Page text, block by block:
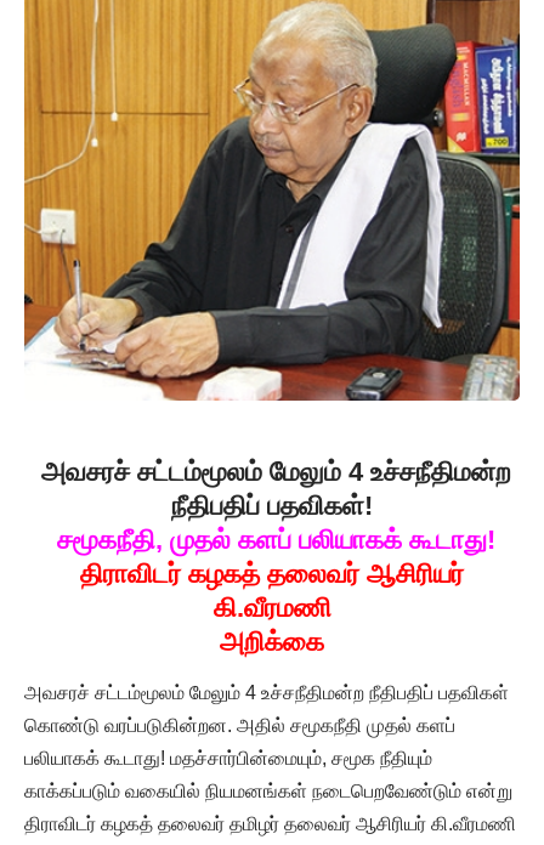
அவசரச் சட்டம்மூலம் மேலும் 4 உச்சநீதிமன்ற
நீதிபதிப் பதவிகள்!
சமூகநீதி, முதல் களப் பலியாகக் கூடாது!
திராவிடர் கழகத் தலைவர் ஆசிரியர்
கி.வீரமணி
அறிக்கை
அவசரச் சட்டம்மூலம் மேலும் 4 உச்சநீதிமன்ற நீதிபதிப் பதவிகள்
கொண்டு வரப்படுகின்றன. அதில் சமூகநீதி முதல் களப்
பலியாகக் கூடாது! மதச்சார்பின்மையும், சமூக நீதியும்
காக்கப்படும் வகையில் நியமனங்கள் நடைபெறவேண்டும் என்று
திராவிடர் கழகத் தலைவர் தமிழர் தலைவர் ஆசிரியர் கி.வீரமணி